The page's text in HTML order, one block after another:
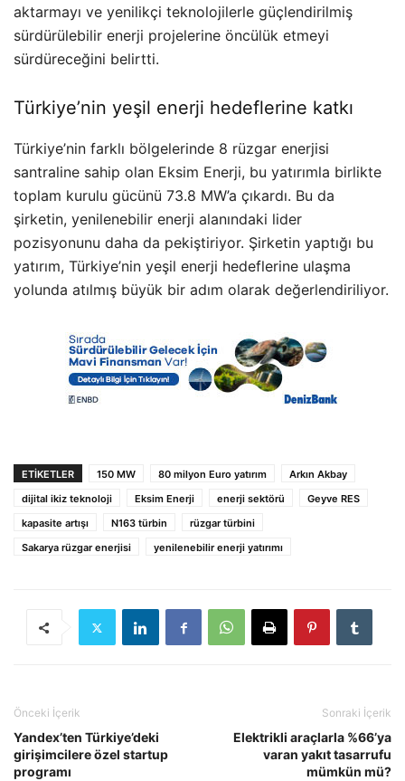
aktarmayı ve yenilikçi teknolojilerle güçlendirilmiş
sürdürülebilir enerji projelerine öncülük etmeyi
sürdüreceğini belirtti.
Türkiye’nin yeşil enerji hedeflerine katkı
Türkiye’nin farklı bölgelerinde 8 rüzgar enerjisi
santraline sahip olan Eksim Enerji, bu yatırımla birlikte
toplam kurulu gücünü 73.8 MW’a çıkardı. Bu da
şirketin, yenilenebilir enerji alanındaki lider
pozisyonunu daha da pekiştiriyor. Şirketin yaptığı bu
yatırım, Türkiye’nin yeşil enerji hedeflerine ulaşma
yolunda atılmış büyük bir adım olarak değerlendiriliyor.
ETIKETLER 150 MW 80 milyon Euro yatırım
Arkın Akbay
dijital ikiz teknoloji
Eksim Enerji enerji sektörü
Geyve RES
kapasite artışı
N163 türbin
rüzgar türbini
Sakarya rüzgar enerjisi
yenilenebilir enerji yatırımı
Önceki İçerik
Yandex’ten Türkiye’deki
girişimcilere özel startup
programı
Sonraki İçerik
Elektrikli araçlarla %66’ya
varan yakıt tasarrufu
mümkün mü?